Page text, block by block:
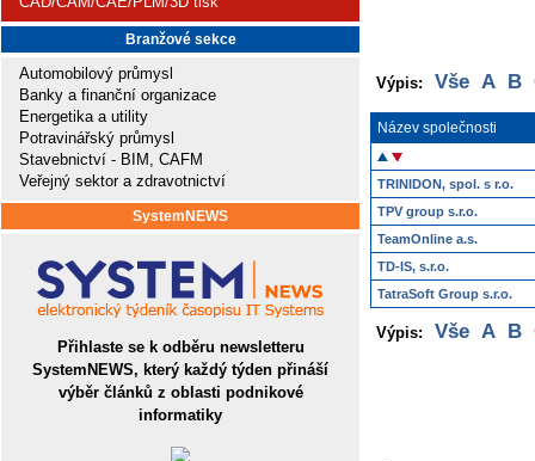
Branžové sekce
Automobilový průmysl
Banky a finanční organizace
Energetika a utility
Potravinářský průmysl
Stavebnictví - BIM, CAFM
Veřejný sektor a zdravotnictví
SystemNEWS
Přihlaste se k odběru newsletteru
SystemNEWS, který každý týden přináší
výběr článků z oblasti podnikové
informatiky
Výpis: Vše A B
Název společnosti
TRINIDON, spol. s r.o.
TPV group s.r.o.
TeamOnline a.s.
TD-IS, s.r.o.
TatraSoft Group s.r.o.
Výpis: Vše A B